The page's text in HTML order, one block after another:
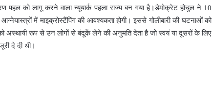
को लागू करने वाला न्यूयार्क पहला राज्य बन गया है।डेमोक्रेट होचुल ने 10
में माइक्रोस्टैंपिंग की आवश्यकता होगी। इससे गोलीबारी की घटनाओं को
अस्थायी रूप से उन लोगों से बंदूकें लेने की अनुमति देता है जो स्वयं या दूसरों के लिए
दे दी थी।